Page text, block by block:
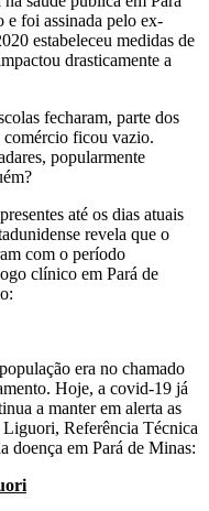
e foi assinada pelo ex-
estabeleceu medidas de
drasticamente a
fecharam, parte dos
comércio ficou vazio.
popularmente
até os dias atuais
revela que o
com o período
clínico em Pará de
era no chamado
Hoje, a covid-19 já
a manter em alerta as
Referência Técnica
doença em Pará de Minas: